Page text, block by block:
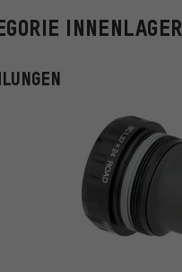
INNENLAGER